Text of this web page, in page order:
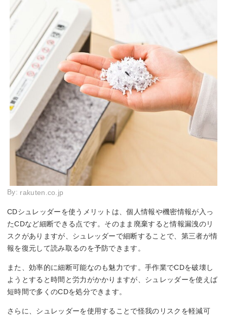
By: rakuten.co.jp
CDシュレッダーを使うメリットは、個人情報や機密情報が入っ
たCDなど細断できる点です。そのまま廃棄すると情報漏洩のリ
スクがありますが、シュレッダーで細断することで、第三者が情
報を復元して読み取るのを予防できます。
また、効率的に細断可能なのも魅力です。手作業でCDを破壊し
ようとすると時間と労力がかかりますが、シュレッダーを使えば
短時間で多くのCDを処分できます。
さらに、シュレッダーを使用することで怪我のリスクを軽減可